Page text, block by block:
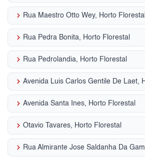
keyboard_arrow_right Rua Maestro Otto Wey, Horto Florestal
keyboard_arrow_right Rua Pedra Bonita, Horto Florestal
keyboard_arrow_right Rua Pedrolandia, Horto Florestal
keyboard_arrow_right
keyboard_arrow_right Avenida Santa Ines, Horto Florestal
keyboard_arrow_right Otavio Tavares, Horto Florestal
keyboard_arrow_right